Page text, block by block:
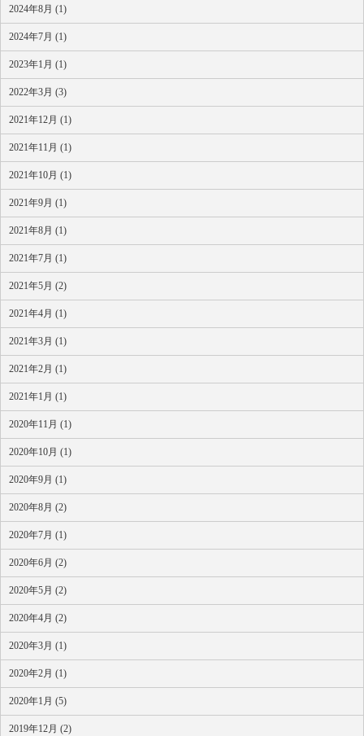
2024年8月 (1)
2024年7月 (1)
2023年1月 (1)
2022年3月 (3)
2021年12月 (1)
2021年11月 (1)
2021年10月 (1)
2021年9月 (1)
2021年8月 (1)
2021年7月 (1)
2021年5月 (2)
2021年4月 (1)
2021年3月 (1)
2021年2月 (1)
2021年1月 (1)
2020年11月 (1)
2020年10月 (1)
2020年9月 (1)
2020年8月 (2)
2020年7月 (1)
2020年6月 (2)
2020年5月 (2)
2020年4月 (2)
2020年3月 (1)
2020年2月 (1)
2020年1月 (5)
2019年12月 (2)